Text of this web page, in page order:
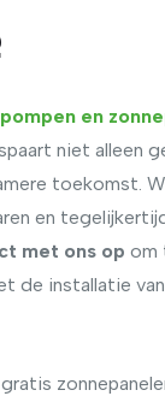
en
niet alleen
toekomst.
en
met ons op om
de installatie